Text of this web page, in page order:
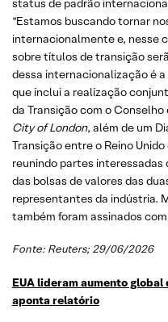
status de padrão
“Estamos buscando tornar
internacionalmente e, nesse
sobre títulos de transição
dessa internacionalização é
que inclui a realização
da Transição com o
City of London, além de um
Transição entre o Reino
reunindo partes interessadas
das bolsas de valores das
representantes da indústria.
também foram assinados
Fonte: Reuters; 29/06/2026
EUA lideram aumento global
aponta relatório